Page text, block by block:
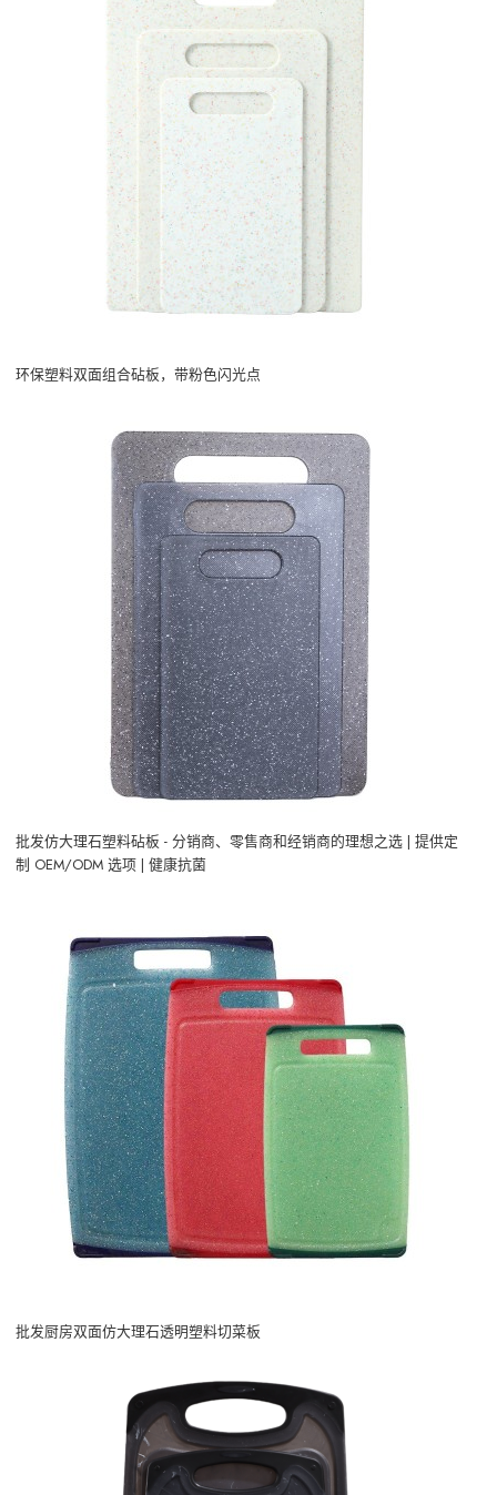
环保塑料双面组合砧板，带粉色闪光点
批发仿大理石塑料砧板 - 分销商、零售商和经销商的理想之选 | 提供定
制 OEM/ODM 选项 | 健康抗菌
批发厨房双面仿大理石透明塑料切菜板